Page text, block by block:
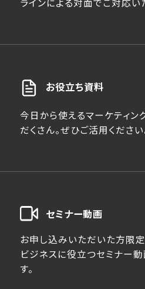
お役立ち資料
今日から使えるマーケティ
だくさん。ぜひご活用ください
セミナー動画
お申し込みいただいた方限定
ビジネスに役立つセミナー
す。